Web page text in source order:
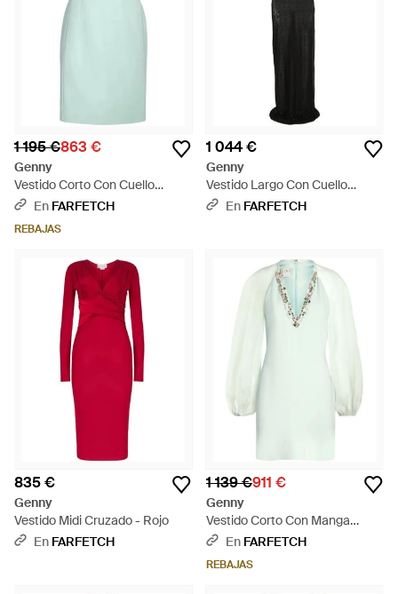
1 195 €863 €
Genny
Vestido Corto Con Cuello
Bordado - Azul
En FARFETCH
REBAJAS
1 044 €
Genny
Vestido Largo Con Cuello
Halter - Negro
En FARFETCH
835 €
Genny
Vestido Midi Cruzado - Rojo
En FARFETCH
1 139 €911 €
Genny
Vestido Corto Con Manga
Balloon - Azul
En FARFETCH
REBAJAS